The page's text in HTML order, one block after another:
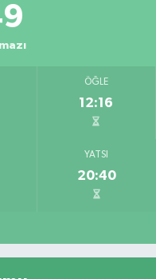
ÖĞLE
12:16
YATSI
20:40